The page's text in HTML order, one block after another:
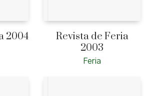
2004
Revista de Feria
2003
Feria